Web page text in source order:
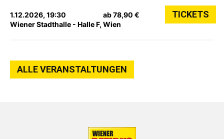
1.12.2026, 19:30
Wiener Stadthalle - Halle F, Wien
ab 78,90 € TICKETS
ALLE VERANSTALTUNGEN